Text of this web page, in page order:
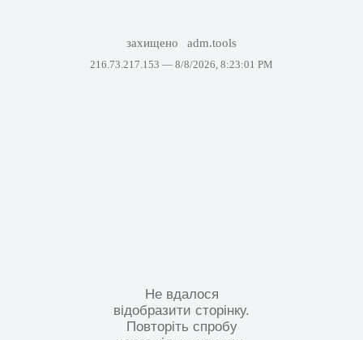
захищено adm.tools
216.73.217.153 — 8/8/2026, 8:23:01 PM
Не вдалося
відобразити сторінку.
Повторіть спробу